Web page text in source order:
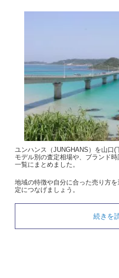
ユンハンス（JUNGHANS）を山口(
モデル別の査定相場や、ブランド
一覧にまとめました。
地域の特徴や自分に合った売り方
定につなげましょう。
続きを